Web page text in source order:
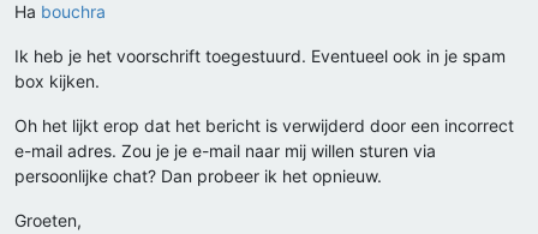
Ha bouchra
Ik heb je het voorschrift toegestuurd. Eventueel ook in je spam
box kijken.
Oh het lijkt erop dat het bericht is verwijderd door een incorrect
e-mail adres. Zou je je e-mail naar mij willen sturen via
persoonlijke chat? Dan probeer ik het opnieuw.
Groeten,